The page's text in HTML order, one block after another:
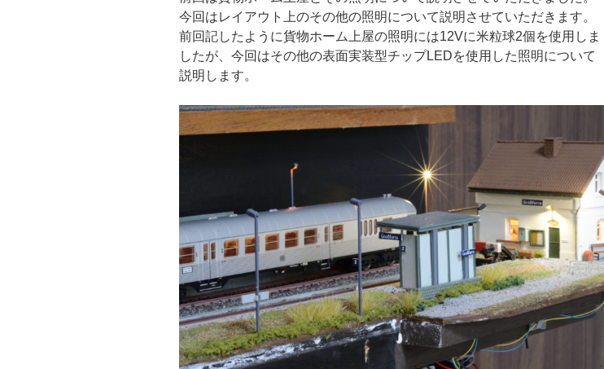
今回はレイアウト上のその他の照明について説明させていただきます。
前回記したように貨物ホーム上屋の照明には12Vに米粒球2個を使用しま
したが、今回はその他の表面実装型チップLEDを使用した照明について
説明します。